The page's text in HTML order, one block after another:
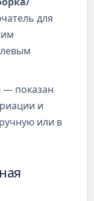
для
— показан
и
или в